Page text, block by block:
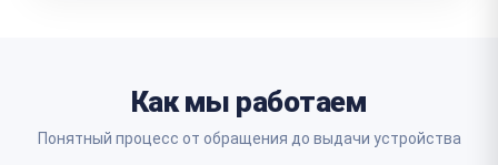
Как мы работаем
Понятный процесс от обращения до выдачи устройства